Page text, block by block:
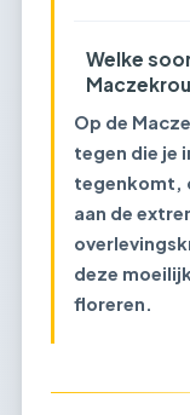
Welke
Op de
tegen die je
tegenkomt,
aan de
deze
floreren.